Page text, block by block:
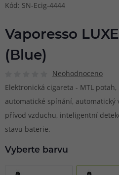
Kód: SN-Ecig-4444
Vaporesso
(Blue)
Neohodnoceno
Elektronická cigareta - MTL
automatické spínání, automatický
přívod vzduchu, inteligentní
stavu baterie.
Vyberte barvu